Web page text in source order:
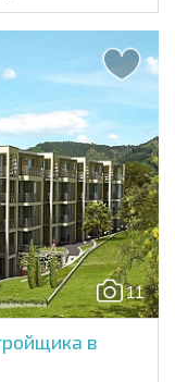
11
в